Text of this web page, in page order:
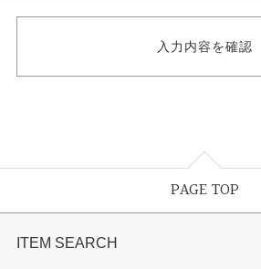
PAGE TOP
ITEM SEARCH